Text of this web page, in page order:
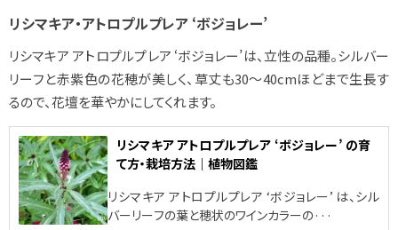
リシマキア・アトロプルプレア ‘ボジョレー’
リシマキア アトロプルプレア ‘ボジョレー’は、立性の品種。シルバー
リーフと赤紫色の花穂が美しく、草丈も30～40cmほどまで生長す
るので、花壇を華やかにしてくれます。
リシマキア アトロプルプレア ‘ボジョレー’ の育
て方・栽培方法｜植物図鑑
リシマキア アトロプルプレア ‘ボジョレー’ は、シル
バーリーフの葉と穂状のワインカラーの···